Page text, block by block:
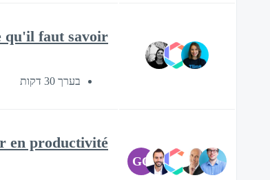
qu'il faut savoir
בערך 30 דקות
GC
en productivité